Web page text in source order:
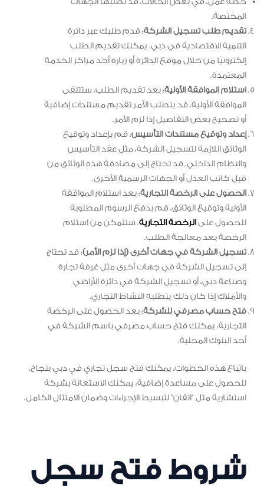
المختصة.
تقديم طلب تسجيل الشركة: قدم طلبك عبر دائرة
التنمية الاقتصادية في دبي. يمكنك تقديم الطلب
إلكترونيًا من خلال موقع الدائرة أو زيارة أحد مراكز الخدمة
المعتمدة.
استلام الموافقة الأولية: بعد تقديم الطلب، ستتلقى
الموافقة الأولية. قد يتطلب الأمر تقديم مستندات إضافية
أو تصحيح بعض التفاصيل إذا لزم الأمر.
إعداد وتوقيع مستندات التأسيس: قم بإعداد وتوقيع
الوثائق اللازمة لتسجيل الشركة، مثل عقد التأسيس
والنظام الداخلي. قد تحتاج إلى مصادقة هذه الوثائق من
قبل كاتب العدل أو الجهات الرسمية الأخرى.
الحصول على الرخصة التجارية: بعد استلام الموافقة
الأولية وتوقيع الوثائق، قم بدفع الرسوم المطلوبة
للحصول على الرخصة التجارية. ستتمكن من استلام
الرخصة بعد معالجة الطلب.
تسجيل الشركة في جهات أخرى (إذا لزم الأمر): قد تحتاج
إلى تسجيل الشركة في جهات أخرى مثل غرفة تجارة
وصناعة دبي، أو تسجيل الشركة في دائرة الأراضي
والأملاك إذا كان ذلك يتطلبه النشاط التجاري.
فتح حساب مصرفي للشركة: بعد الحصول على الرخصة
التجارية، يمكنك فتح حساب مصرفي باسم الشركة في
أحد البنوك المحلية.
باتباع هذه الخطوات، يمكنك فتح سجل تجاري في دبي بنجاح.
للحصول على مساعدة إضافية، يمكنك الاستعانة بشركة
استشارية مثل “اتقان” لتبسيط الإجراءات وضمان الامتثال الكامل.
شروط فتح سجل